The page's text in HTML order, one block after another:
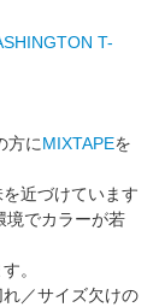
T-
方にMIXTAPEを
近づけています
境でカラーが若
。
／サイズ欠けの